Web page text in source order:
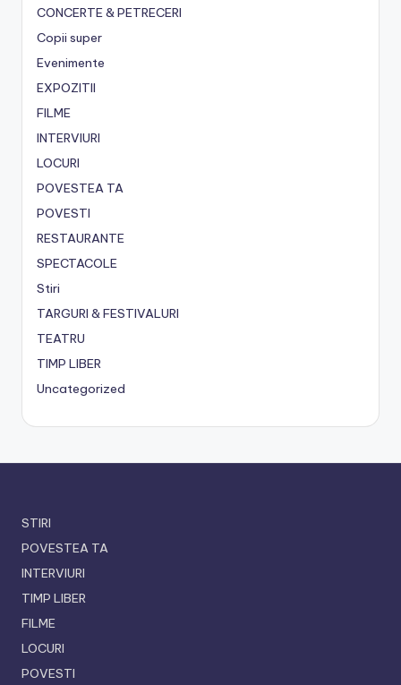
CONCERTE & PETRECERI
Copii super
Evenimente
EXPOZITII
FILME
INTERVIURI
LOCURI
POVESTEA TA
POVESTI
RESTAURANTE
SPECTACOLE
Stiri
TARGURI & FESTIVALURI
TEATRU
TIMP LIBER
Uncategorized
STIRI
POVESTEA TA
INTERVIURI
TIMP LIBER
FILME
LOCURI
POVESTI